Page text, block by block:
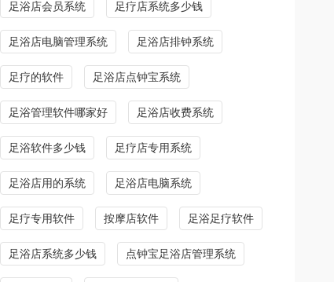
足浴店会员系统 足疗店系统多少钱
足浴店电脑管理系统 足浴店排钟系统
足疗的软件 足浴店点钟宝系统
足浴管理软件哪家好 足浴店收费系统
足浴软件多少钱 足疗店专用系统
足浴店用的系统 足浴店电脑系统
足疗专用软件 按摩店软件 足浴足疗软件
足浴店系统多少钱 点钟宝足浴店管理系统